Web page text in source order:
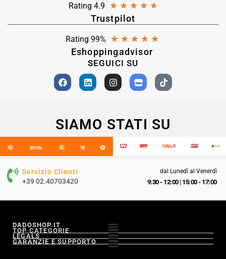
Rating 4.9 ★ ★ ★ ★ ★
Trustpilot
Rating 99% ★ ★ ★ ★ ★
Eshoppingadvisor
SEGUICI SU
SIAMO STATI SU
Servizio Clienti
+39 02.40703420
dal Lunedì al Venerdì
9:30 - 12:00| 15:00 - 17:00
DADOSHOP.IT
TOP CATEGORIE
LEGALS
GARANZIE E SUPPORTO